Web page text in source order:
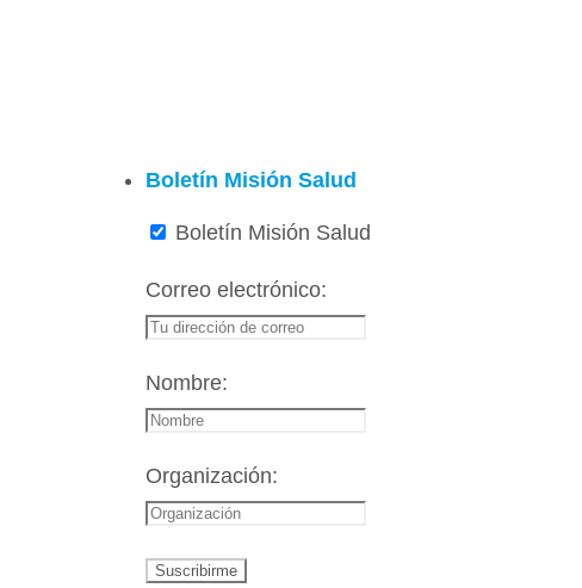
Boletín Misión Salud
Boletín Misión Salud
Correo electrónico:
Nombre:
Organización: